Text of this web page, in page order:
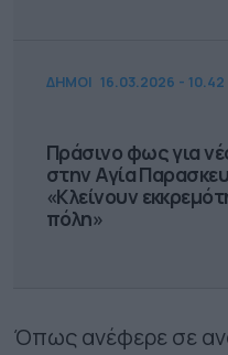
ΔΗΜΟΙ 16.03.2026 - 10.42
Πράσινο φως για
στην Αγία
«Κλείνουν
πόλη»
Όπως ανέφερε σε